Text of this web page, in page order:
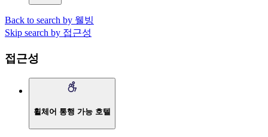
Back to search by 웰빙
Skip search by 접근성
접근성
휠체어 통행 가능 호텔